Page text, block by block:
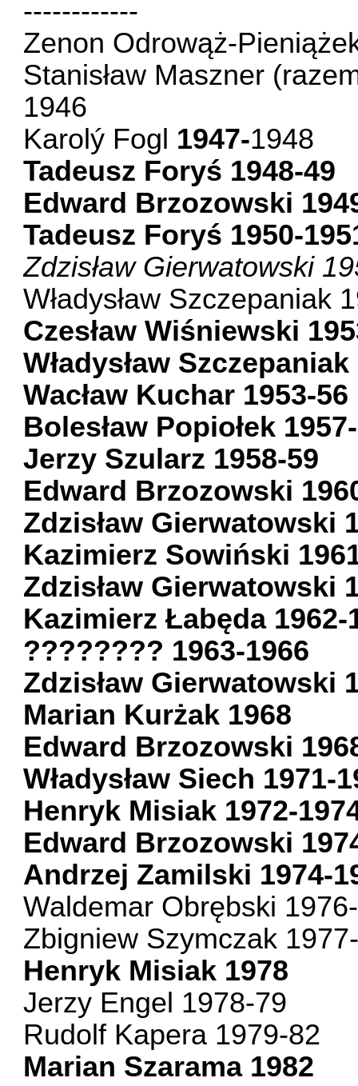
------------
Zenon Odrowąż-
Stanisław Maszner
1946
Karolý Fogl 1947-1948
Tadeusz Foryś 1948-49
Edward Brzozowski
Tadeusz Foryś 1950-
Zdzisław Gierwatowski
Władysław Szczepaniak
Czesław Wiśniewski
Władysław Szczepaniak
Wacław Kuchar 1953-56
Bolesław Popiołek
Jerzy Szularz 1958-59
Edward Brzozowski
Zdzisław Gierwatowski
Kazimierz Sowiński
Zdzisław Gierwatowski
Kazimierz Łabęda 1962-
???????? 1963-1966
Zdzisław Gierwatowski
Marian Kurżak 1968
Edward Brzozowski
Władysław Siech 1971-
Henryk Misiak 1972-
Edward Brzozowski
Andrzej Zamilski 1974-
Waldemar Obrębski
Zbigniew Szymczak
Henryk Misiak 1978
Jerzy Engel 1978-79
Rudolf Kapera 1979-82
Marian Szarama 1982